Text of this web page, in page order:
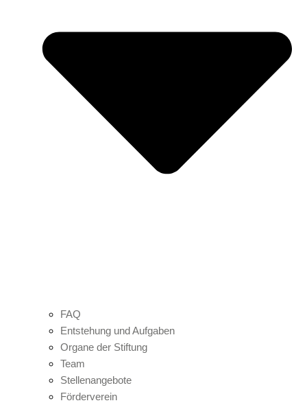
FAQ
Entstehung und Aufgaben
Organe der Stiftung
Team
Stellenangebote
Förderverein